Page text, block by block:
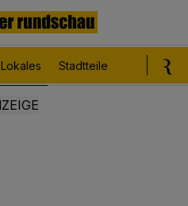
Lokales Stadtteile